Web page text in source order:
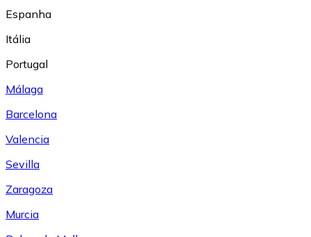
Espanha
Itália
Portugal
Málaga
Barcelona
Valencia
Sevilla
Zaragoza
Murcia